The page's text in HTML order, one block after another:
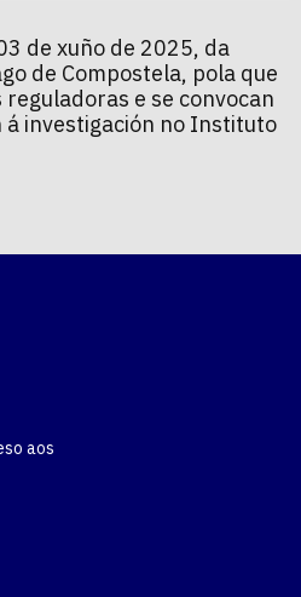
de xuño de 2025, da
de Compostela, pola que
e se convocan
á investigación no Instituto
aos